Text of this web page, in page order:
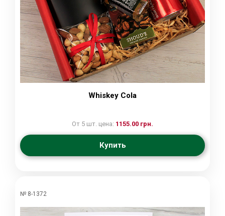
Whiskey Cola
От 5 шт. цена: 1155.00 грн.
Купить
№ 8-1372